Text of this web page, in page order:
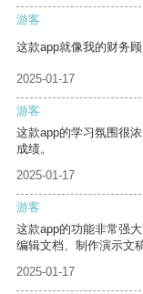
游客
这款app就像我的财务
2025-01-17
游客
这款app的学习氛围很
成绩。
2025-01-17
游客
这款app的功能非常强
编辑文档、制作演示文
2025-01-17